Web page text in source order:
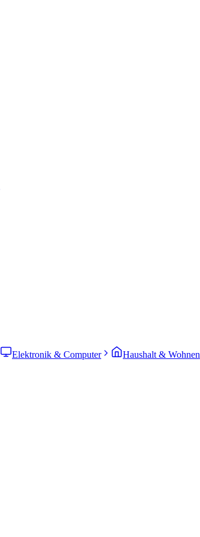
Elektronik & Computer Haushalt & Wohnen